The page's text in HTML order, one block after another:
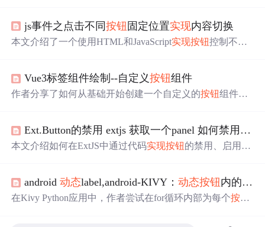
js事件之点击不同按钮 固定位置实现内容切换
本文介绍了一个使用HTML和JavaScript实现按钮控制不同d
Vue3标签组件绘制--自定义按钮组件
作者分享了如何从基础开始创建一个自定义的按钮组件，
Ext.Button的禁用 extjs 获取一个panel 如何禁用bbar中的
本文介绍如何在ExtJS中通过代码实现按钮的禁用、启用及
按钮。
android动态label,android-KIVY：动态按钮内的图像标签
在Kivy Python应用中，作者尝试在for循环内部为每个按钮